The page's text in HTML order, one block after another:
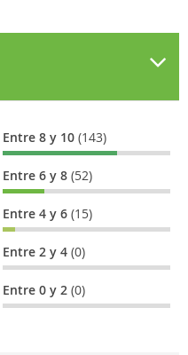
Entre 8 y 10(143)
Entre 6 y 8(52)
Entre 4 y 6(15)
Entre 2 y 4(0)
Entre 0 y 2(0)